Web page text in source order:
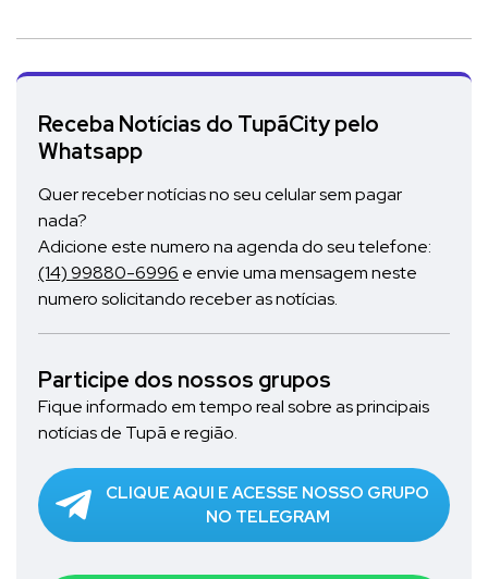
Receba Notícias do TupãCity pelo
Whatsapp
Quer receber notícias no seu celular sem pagar
nada?
Adicione este numero na agenda do seu telefone:
(14) 99880-6996 e envie uma mensagem neste
numero solicitando receber as notícias.
Participe dos nossos grupos
Fique informado em tempo real sobre as principais
notícias de Tupã e região.
CLIQUE AQUI E ACESSE NOSSO GRUPO
NO TELEGRAM